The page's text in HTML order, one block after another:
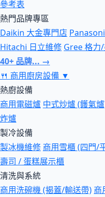
參考表
熱門品牌專區
Daikin 大金專門店
Hitachi 日立維修 Gree 格力
40+ 品牌... →
🍴 商用廚房設備 ▼
熱廚設備
商用電磁爐 中式炒爐 (鑊氣
炸爐
製冷設備
製冰機維修 商用雪櫃 (四門/
壽司 / 蛋糕展示櫃
清洗與系統
商用洗碗機 (揭蓋/輸送帶) 商